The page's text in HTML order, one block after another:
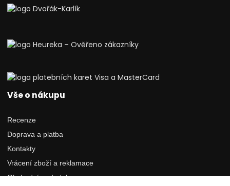
Vše o nákupu
Recenze
Doprava a platba
Kontakty
Vrácení zboží a reklamace
Obchodní podmínky